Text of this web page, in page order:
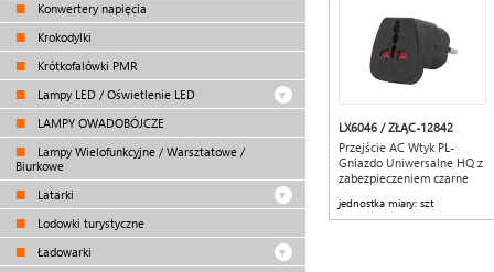
Konwertery napięcia
Krokodylki
Krótkofalówki PMR
Lampy LED / Oświetlenie LED
LAMPY OWADOBÓJCZE
Lampy Wielofunkcyjne / Warsztatowe /
Biurkowe
Latarki
Lodowki turystyczne
Ładowarki
LX6046 / ZŁĄC-12842
Przejście AC Wtyk PL-
Gniazdo Uniwersalne HQ z
zabezpieczeniem czarne
jednostka miary: szt